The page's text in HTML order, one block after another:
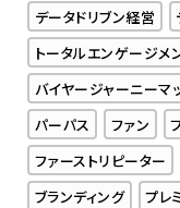
データドリブン経営
トータルエンゲージメ
バイヤージャーニーマ
パーパス
ファン
ファーストリピーター
ブランディング
プレ